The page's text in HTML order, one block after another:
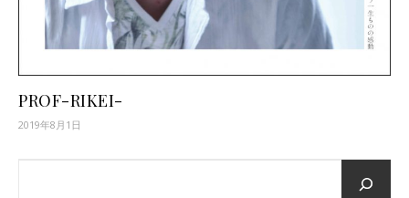
PROF-RIKEI-
2019年8月1日